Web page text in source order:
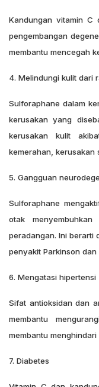
Kandungan vitamin C
pengembangan
membantu mencegah
4. Melindungi kulit dari
Sulforaphane dalam
kerusakan yang
kerusakan kulit
kemerahan, kerusakan
5. Gangguan
Sulforaphane
otak
peradangan. Ini berarti
penyakit Parkinson dan
6. Mengatasi hipertensi
Sifat antioksidan dan
membantu
membantu
7. Diabetes